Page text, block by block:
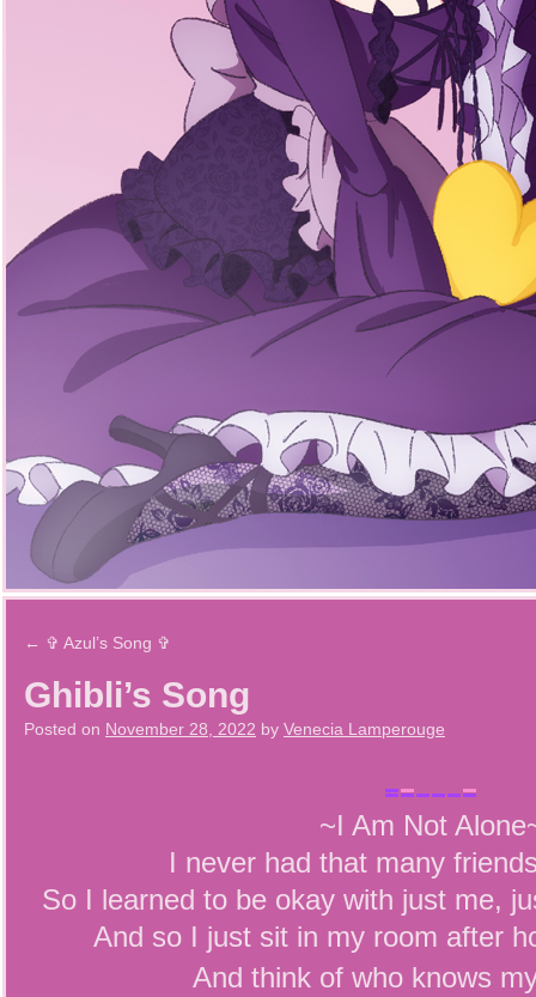
← ✞ Azul’s Song ✞
Ghibli’s Song
Posted on November 28, 2022 by Venecia Lamperouge
~I Am Not
I never had that many
So I learned to be okay with just me,
And so I just sit in my room after
And think of who knows